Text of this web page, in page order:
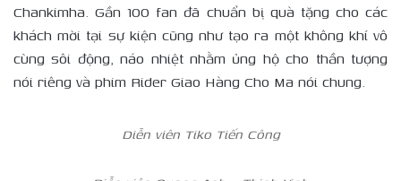
Chankimha. Gần 100 fan đã chuẩn bị quà tặng cho các
khách mời tại sự kiện cũng như tạo ra một không khí vô
cùng sôi động, náo nhiệt nhằm ủng hộ cho thần tượng
nói riêng và phim Rider Giao Hàng Cho Ma nói chung.
Diễn viên Tiko Tiến Công